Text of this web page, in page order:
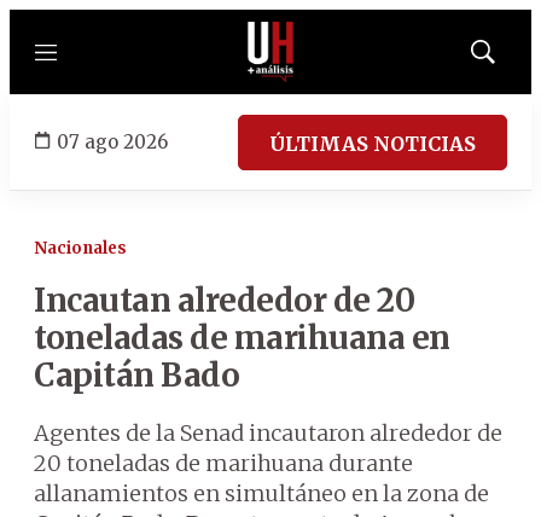
Menú
Mostrar
07 ago 2026 ÚLTIMAS NOTICIAS
Nacionales
Incautan alrededor de 20
toneladas de marihuana en
Capitán Bado
Agentes de la Senad incautaron alrededor de
20 toneladas de marihuana durante
allanamientos en simultáneo en la zona de